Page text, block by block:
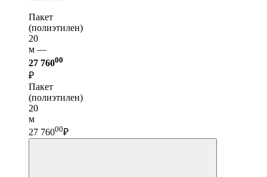
Пакет
(полиэтилен)
20
м —
27 76000
₽
Пакет
(полиэтилен)
20
м
27 76000₽